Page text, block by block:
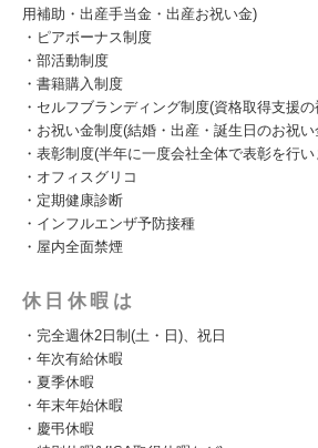
用補助・出産手当金・出産お祝い金)
・ピアボーナス制度
・部活動制度
・書籍購入制度
・セルフブランディング制度(資格取得支援の
・お祝い金制度(結婚・出産・誕生日のお祝
・表彰制度(半年に一度会社全体で表彰を行い
・オフィスグリコ
・定期健康診断
・インフルエンザ予防接種
・屋内全面禁煙
休日休暇は
・完全週休2日制(土・日)、祝日
・年次有給休暇
・夏季休暇
・年末年始休暇
・慶弔休暇